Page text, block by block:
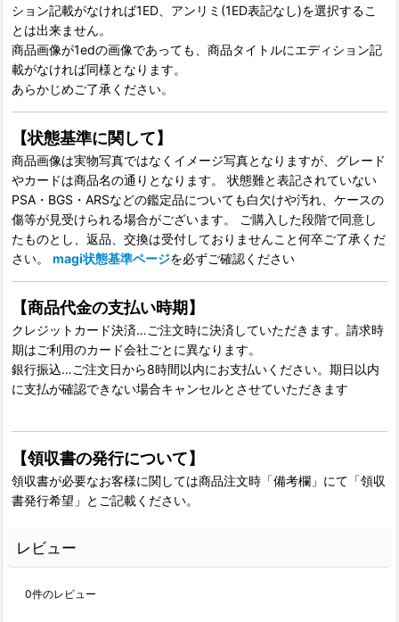
ション記載がなければ1ED、アンリミ(1ED表記なし)を選択するこ
とは出来ません。
商品画像が1edの画像であっても、商品タイトルにエディション記
載がなければ同様となります。
あらかじめご了承ください。
【状態基準に関して】
商品画像は実物写真ではなくイメージ写真となりますが、グレード
やカードは商品名の通りとなります。 状態難と表記されていない
PSA・BGS・ARSなどの鑑定品についても白欠けや汚れ、ケースの
傷等が見受けられる場合がございます。 ご購入した段階で同意し
たものとし、返品、交換は受付しておりませんこと何卒ご了承くだ
さい。 magi状態基準ページを必ずご確認ください
【商品代金の支払い時期】
クレジットカード決済…ご注文時に決済していただきます。請求時
期はご利用のカード会社ごとに異なります。
銀行振込…ご注文日から8時間以内にお支払いください。期日以内
に支払が確認できない場合キャンセルとさせていただきます
【領収書の発行について】
領収書が必要なお客様に関しては商品注文時「備考欄」にて「領収
書発行希望」とご記載ください。
レビュー
0件のレビュー